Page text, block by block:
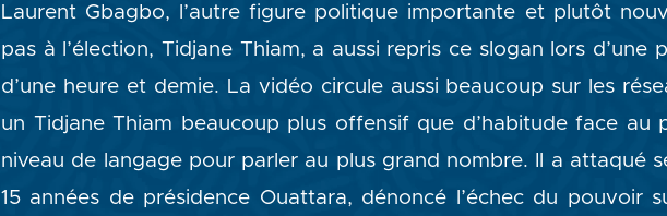
Laurent Gbagbo, l’autre figure politique importante et plutôt
pas à l’élection, Tidjane Thiam, a aussi repris ce slogan lors d’une
d’une heure et demie. La vidéo circule aussi beaucoup sur les
un Tidjane Thiam beaucoup plus offensif que d’habitude face au
niveau de langage pour parler au plus grand nombre. Il a attaqué
15 années de présidence Ouattara, dénoncé l’échec du pouvoir